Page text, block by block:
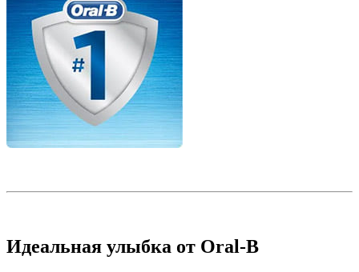
Идеальная улыбка от Oral-B